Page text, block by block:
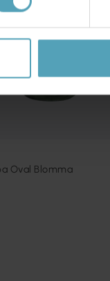
Oval Blomma